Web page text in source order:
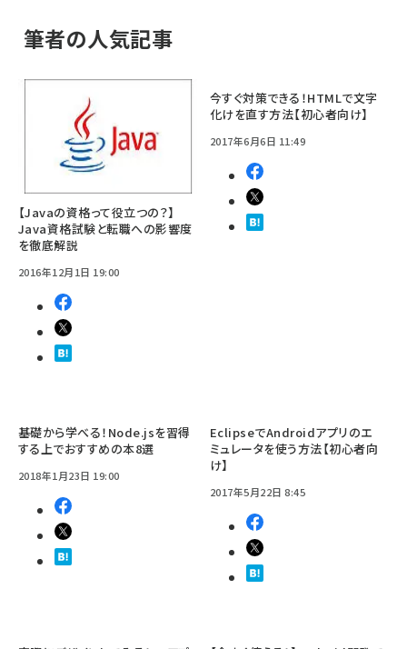
筆者の人気記事
【Javaの資格って役立つの？】
Java資格試験と転職への影響度
を徹底解説
2016年12月1日 19:00
今すぐ対策できる！HTMLで文字
化けを直す方法【初心者向け】
2017年6月6日 11:49
基礎から学べる！Node.jsを習得
する上でおすすめの本8選
2018年1月23日 19:00
EclipseでAndroidアプリのエ
ミュレータを使う方法【初心者向
け】
2017年5月22日 8:45